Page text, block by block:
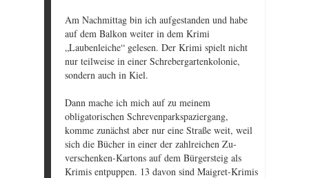
Am Nachmittag bin ich aufgestanden und habe
auf dem Balkon weiter in dem Krimi
„Laubenleiche“ gelesen. Der Krimi spielt nicht
nur teilweise in einer Schrebergartenkolonie,
sondern auch in Kiel.
Dann mache ich mich auf zu meinem
obligatorischen Schrevenparkspaziergang,
komme zunächst aber nur eine Straße weit, weil
sich die Bücher in einer der zahlreichen Zu-
verschenken-Kartons auf dem Bürgersteig als
Krimis entpuppen. 13 davon sind Maigret-Krimis